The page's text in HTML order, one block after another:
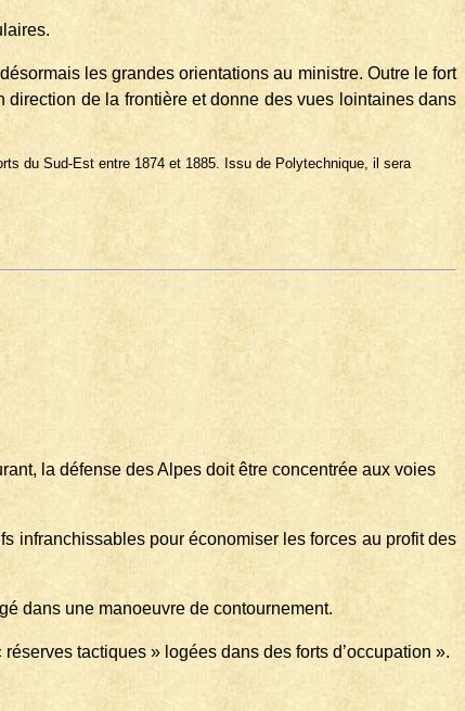
les grandes orientations au ministre. Outre le fort
direction de la frontière et donne des vues lointaines dans
du Sud-Est entre 1874 et 1885. Issu de Polytechnique, il sera
la défense des Alpes doit être concentrée aux voies
infranchissables pour économiser les forces au profit des
dans une manoeuvre de contournement.
tactiques » logées dans des forts d’occupation ».